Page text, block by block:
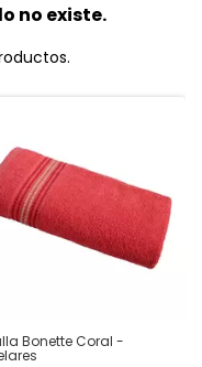
no existe.
Bonette Coral -